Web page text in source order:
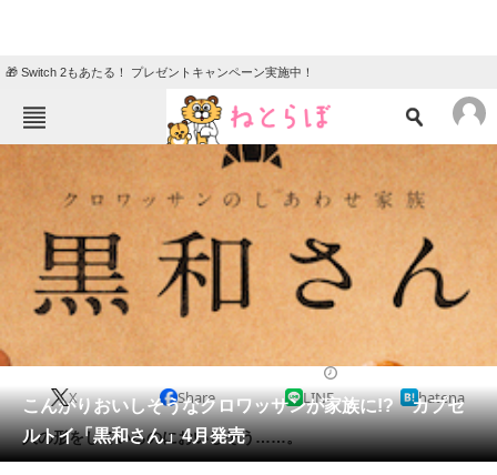
🎁 Switch 2もあたる！ プレゼントキャンペーン実施中！
ねとらぼメニュー
ニュース
エンタメ クイズ
グルメ 地域
住まい 教育・育児
動物 リサーチ
会員記事
メディア
こんがりおいしそうなクロワッサンが家族に!? カプセ
ルトイ「黒和さん」4月発売
X Share LINE hatena
人の形をしているのにおいしそう……。